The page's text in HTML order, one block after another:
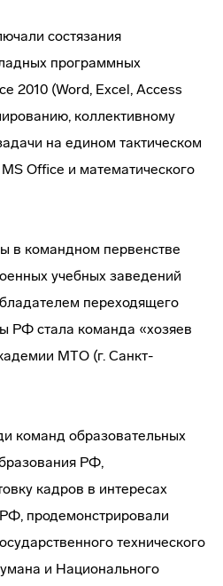
состязания
программных
2010 (Word, Excel, Access
коллективному
на едином тактическом
Office и математического
в командном первенстве
учебных заведений
переходящего
РФ стала команда «хозяев
МТО (г. Санкт-
команд образовательных
РФ,
кадров в интересах
продемонстрировали
технического
и Национального